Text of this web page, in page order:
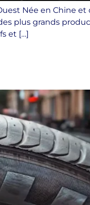
Née en Chine
plus grands
et […]